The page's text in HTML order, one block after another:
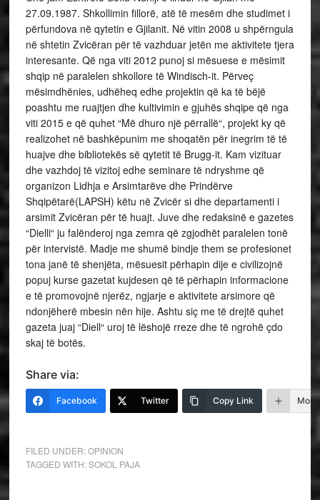
27.09.1987. Shkollimin fillorë, atë të mesëm dhe studimet i
përfundova në qytetin e Gjilanit. Në vitin 2008 u shpërngula
në shtetin Zvicëran për të vazhduar jetën me aktivitete tjera
interesante. Që nga viti 2012 punoj si mësuese e mësimit
shqip në paralelen shkollore të Windisch-it. Përveç
mësimdhënies, udhëheq edhe projektin që ka të bëjë
poashtu me ruajtjen dhe kultivimin e gjuhës shqipe që nga
viti 2015 e që quhet “Më dhuro një përrallë“, projekt ky që
realizohet në bashkëpunim me shoqatën për inegrim të të
huajve dhe bibliotekës së qytetit të Brugg-it. Kam vizituar
dhe vazhdoj të vizitoj edhe seminare të ndryshme që
organizon Lidhja e Arsimtarëve dhe Prindërve
Shqipëtarë(LAPSH) këtu në Zvicër si dhe departamenti i
arsimit Zvicëran për të huajt. Juve dhe redaksinë e gazetes
“Dielli“ ju falënderoj nga zemra që zgjodhët paralelen tonë
për intervistë. Madje me shumë bindje them se profesionet
tona janë të shenjëta, mësuesit përhapin dije e civilizojnë
popuj kurse gazetat kujdesen që të përhapin informacione
e të promovojnë njerëz, ngjarje e aktivitete arsimore që
ndonjëherë mbesin nën hije. Ashtu siç me të drejtë quhet
gazeta juaj “Diell“ uroj të lëshojë rreze dhe të ngrohë çdo
skaj të botës.
Share via:
Facebook Twitter Copy Link More
FILED UNDER:OPINION
TAGGED WITH:SOKOL PAJA